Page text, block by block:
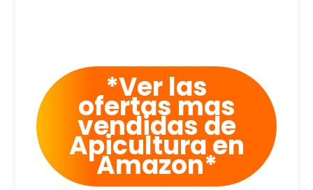
*Ver las
ofertas mas
vendidas de
Apicultura en
Amazon*